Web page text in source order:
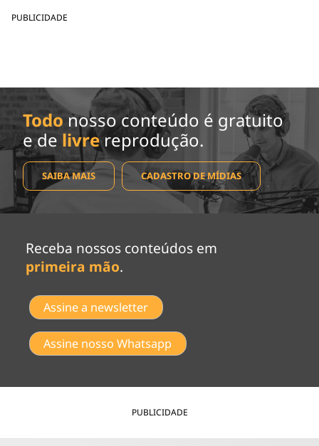
PUBLICIDADE
Todo nosso conteúdo é gratuito
e de livrereprodução.
SAIBA MAIS CADASTRO DE MÍDIAS
Receba nossos conteúdos em
primeira mão.
Assine a newsletter
Assine nosso Whatsapp
PUBLICIDADE